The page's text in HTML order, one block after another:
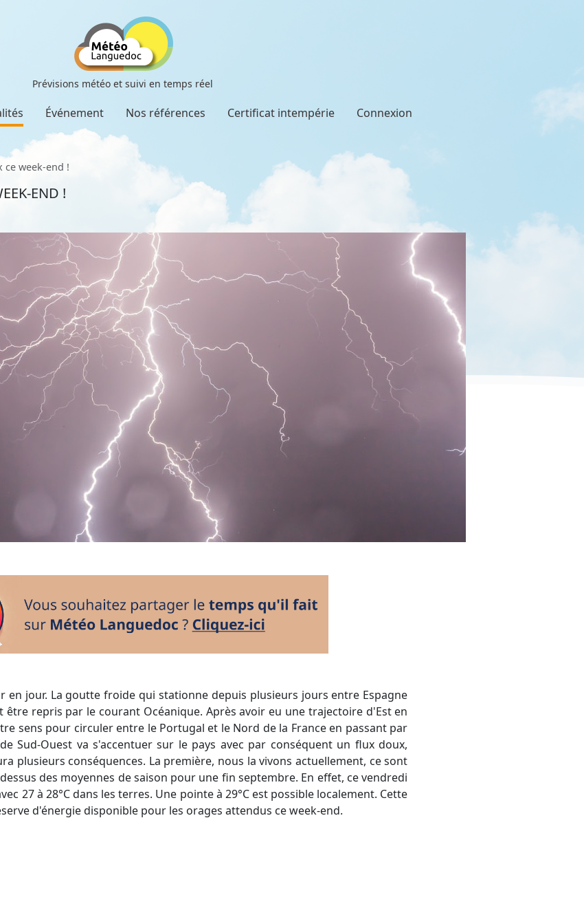
Prévisions météo et suivi en temps réel
Événement Nos références Certificat intempérie Connexion
ce week-end !
END !
être repris par le courant Océanique. Après avoir eu une trajectoire d'Est en
sens pour circuler entre le Portugal et le Nord de la France en passant par
Sud-Ouest va s'accentuer sur le pays avec par conséquent un flux doux,
plusieurs conséquences. La première, nous la vivons actuellement, ce sont
des moyennes de saison pour une fin septembre. En effet, ce vendredi
27 à 28°C dans les terres. Une pointe à 29°C est possible localement. Cette
d'énergie disponible pour les orages attendus ce week-end.